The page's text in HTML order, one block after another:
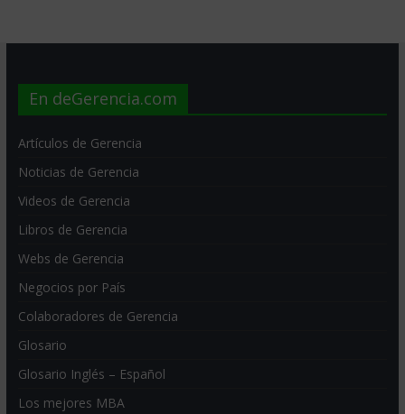
En deGerencia.com
Artículos de Gerencia
Noticias de Gerencia
Videos de Gerencia
Libros de Gerencia
Webs de Gerencia
Negocios por País
Colaboradores de Gerencia
Glosario
Glosario Inglés – Español
Los mejores MBA